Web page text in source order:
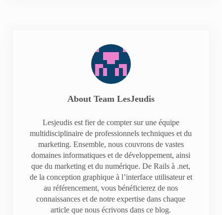
About Team LesJeudis
Lesjeudis est fier de compter sur une équipe
multidisciplinaire de professionnels techniques et du
marketing. Ensemble, nous couvrons de vastes
domaines informatiques et de développement, ainsi
que du marketing et du numérique. De Rails à .net,
de la conception graphique à l’interface utilisateur et
au référencement, vous bénéficierez de nos
connaissances et de notre expertise dans chaque
article que nous écrivons dans ce blog.